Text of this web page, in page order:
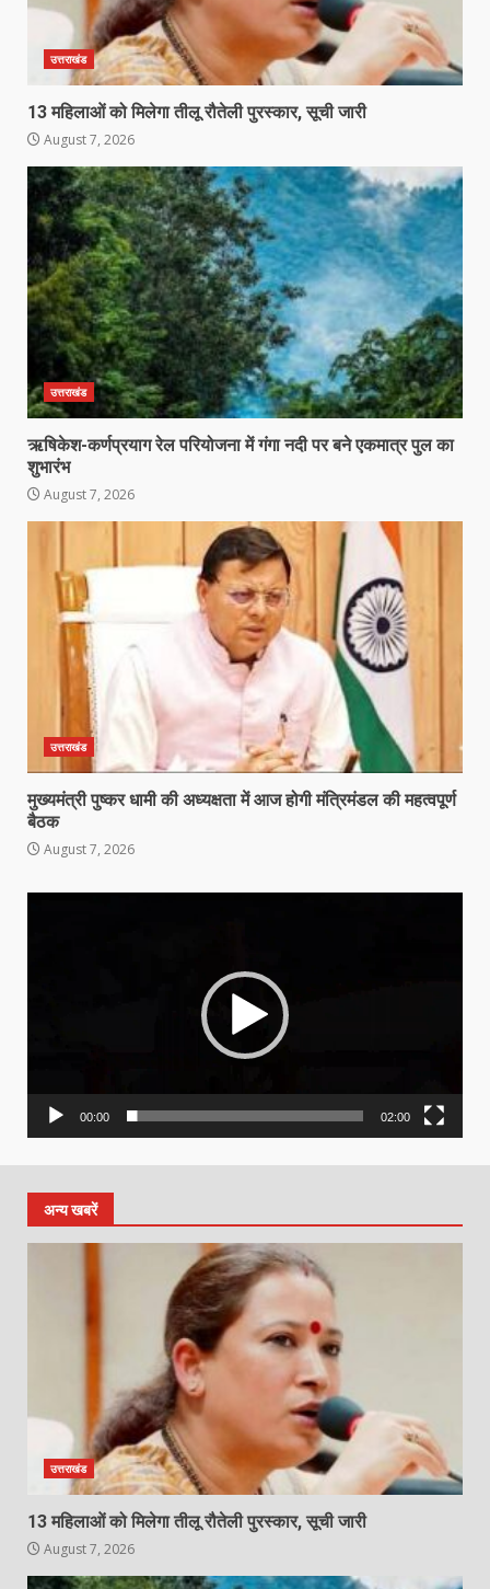
उत्तराखंड
13 महिलाओं को मिलेगा तीलू रौतेली पुरस्कार, सूची जारी
August 7, 2026
उत्तराखंड
ऋषिकेश-कर्णप्रयाग रेल परियोजना में गंगा नदी पर बने एकमात्र पुल का
शुभारंभ
August 7, 2026
उत्तराखंड
मुख्यमंत्री पुष्कर धामी की अध्यक्षता में आज होगी मंत्रिमंडल की महत्वपूर्ण
बैठक
August 7, 2026
00:00 02:00
अन्य खबरें
उत्तराखंड
13 महिलाओं को मिलेगा तीलू रौतेली पुरस्कार, सूची जारी
August 7, 2026